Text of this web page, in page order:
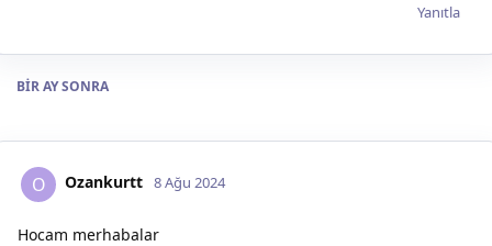
Yanıtla
BIR AYSONRA
O Ozankurtt 8 Ağu 2024
Hocam merhabalar